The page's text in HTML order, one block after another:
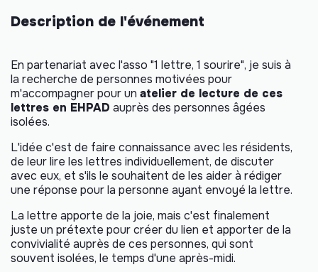
Description de l'événement
En partenariat avec l'asso "1 lettre, 1 sourire", je suis à
la recherche de personnes motivées pour
m'accompagner pour un atelier de lecture de ces
lettres en EHPAD auprès des personnes âgées
isolées.
L'idée c'est de faire connaissance avec les résidents,
de leur lire les lettres individuellement, de discuter
avec eux, et s'ils le souhaitent de les aider à rédiger
une réponse pour la personne ayant envoyé la lettre.
La lettre apporte de la joie, mais c'est finalement
juste un prétexte pour créer du lien et apporter de la
convivialité auprès de ces personnes, qui sont
souvent isolées, le temps d'une après-midi.